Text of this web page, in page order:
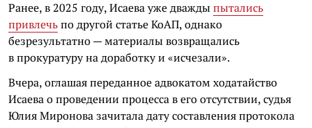
Ранее, в 2025 году, Исаева уже дваждыпытались
привлечьпо другой статье КоАП, однако
безрезультатно — материалы возвращались
в прокуратуру на доработку и «исчезали».
Вчера, оглашая переданное адвокатом ходатайство
Исаева о проведении процесса в его отсутствии, судья
Юлия Миронова зачитала дату составления протокола